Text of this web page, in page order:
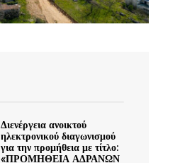
Διενέργεια ανοικτού
ηλεκτρονικού διαγωνισμού
για την προμήθεια με τίτλο:
«ΠΡΟΜΗΘΕΙΑ ΑΔΡΑΝΩΝ